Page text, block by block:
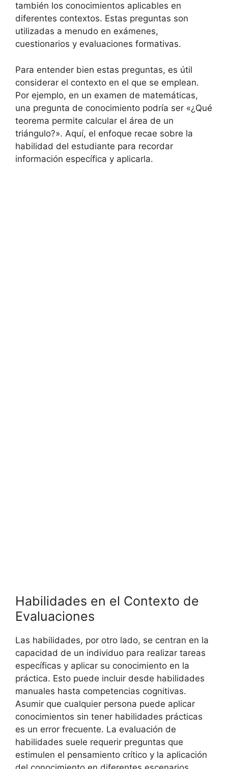
también los conocimientos aplicables en
diferentes contextos. Estas preguntas son
utilizadas a menudo en exámenes,
cuestionarios y evaluaciones formativas.
Para entender bien estas preguntas, es útil
considerar el contexto en el que se emplean.
Por ejemplo, en un examen de matemáticas,
una pregunta de conocimiento podría ser «¿Qué
teorema permite calcular el área de un
triángulo?». Aquí, el enfoque recae sobre la
habilidad del estudiante para recordar
información específica y aplicarla.
Habilidades en el Contexto de
Evaluaciones
Las habilidades, por otro lado, se centran en la
capacidad de un individuo para realizar tareas
específicas y aplicar su conocimiento en la
práctica. Esto puede incluir desde habilidades
manuales hasta competencias cognitivas.
Asumir que cualquier persona puede aplicar
conocimientos sin tener habilidades prácticas
es un error frecuente. La evaluación de
habilidades suele requerir preguntas que
estimulen el pensamiento crítico y la aplicación